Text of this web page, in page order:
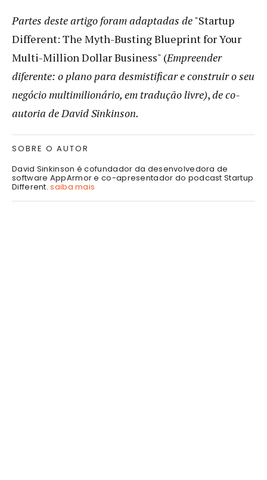
Partes deste artigo foram adaptadas de"Startup
Different: The Myth-Busting Blueprint for Your
Multi-Million Dollar Business" (Empreender
diferente: o plano para desmistificar e construir o seu
negócio multimilionário, em tradução livre),de co-
autoria de David Sinkinson.
SOBRE O AUTOR
David Sinkinson é cofundador da desenvolvedora de
software AppArmor e co-apresentador do podcast Startup
Different.saiba mais